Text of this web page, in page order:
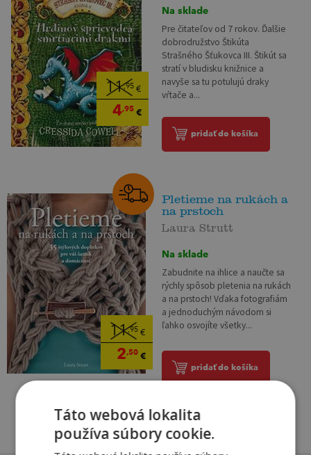
11,95€
4,95€
Na sklade
Pre čitateľov od 7 rokov. Ďalšie
dobrodružstvo Štikúta
Strašného Šťukovca III. Štikút sa
stratí v bludisku knižnice a
navyše sa tu potulujú draky
vŕtače a...
pridať do košíka
11,95€
2,50€
Pletieme na rukách a
na prstoch
Laura Strutt
Na sklade
Zabudnite na ihlice a naučte sa
rýchly spôsob pletenia na rukách
a na prstoch! Vďaka fotografiám
a jednoduchým návodom si
ľahko osvojíte všetky...
pridať do košíka
Táto webová lokalita
používa súbory cookie.